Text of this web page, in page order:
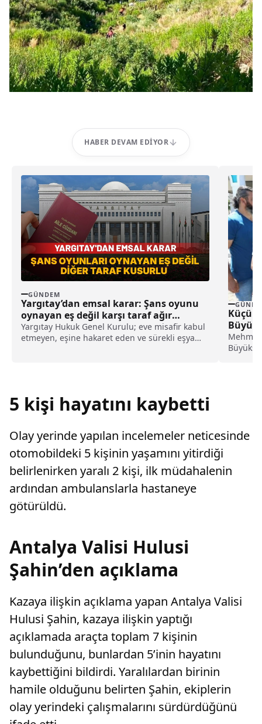
HABER DEVAM EDIYOR
GÜNDEM
Yargıtay’dan emsal karar: Şans oyunu
oynayan eş değil karşı taraf ağır
kusurlu sayıldı
Yargıtay Hukuk Genel Kurulu; eve misafir kabul
etmeyen, eşine hakaret eden ve sürekli eşya
Küçük
Mehmet
5 kişi hayatını kaybetti
Olay yerinde yapılan incelemeler neticesinde
otomobildeki 5 kişinin yaşamını yitirdiği
belirlenirken yaralı 2 kişi, ilk müdahalenin
ardından ambulanslarla hastaneye
götürüldü.
Antalya Valisi Hulusi
Şahin’den açıklama
Kazaya ilişkin açıklama yapan Antalya Valisi
Hulusi Şahin, kazaya ilişkin yaptığı
açıklamada araçta toplam 7 kişinin
bulunduğunu, bunlardan 5’inin hayatını
kaybettiğini bildirdi. Yaralılardan birinin
hamile olduğunu belirten Şahin, ekiplerin
olay yerindeki çalışmalarını sürdürdüğünü